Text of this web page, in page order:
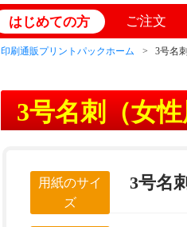
はじめての方 ご注文
印刷通販プリントパックホーム 3号名
3号名刺（女
用紙のサイ
ズ
3号名